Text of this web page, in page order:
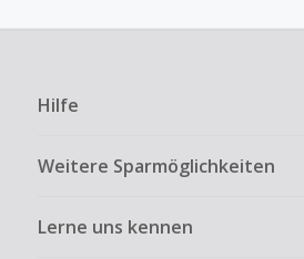
Hilfe
Weitere Sparmöglichkeiten
Lerne uns kennen